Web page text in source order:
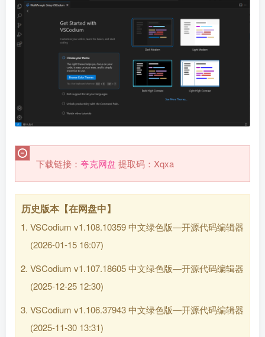
下载链接： 夸克网盘 提取码：Xqxa
历史版本【在网盘中】
VSCodium v1.108.10359 中文绿色版—开源代码编辑器
(2026-01-15 16:07)
VSCodium v1.107.18605 中文绿色版—开源代码编辑器
(2025-12-25 12:30)
VSCodium v1.106.37943 中文绿色版—开源代码编辑器
(2025-11-30 13:31)